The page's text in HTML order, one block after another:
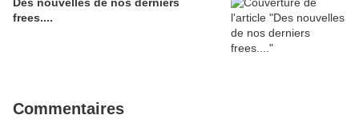
frees....
Commentaires